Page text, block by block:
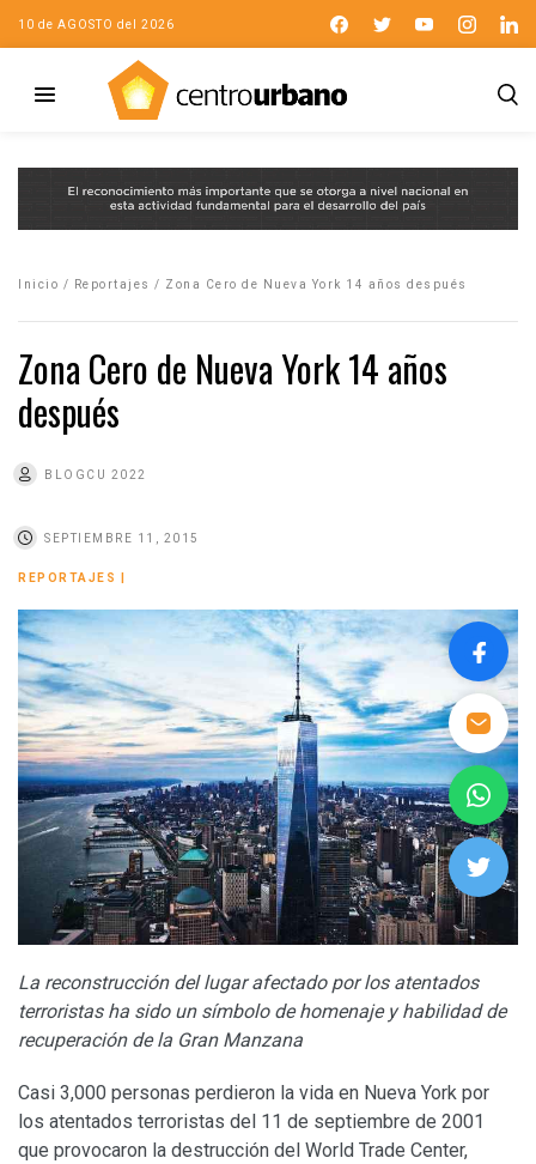
10 de AGOSTO del 2026
Inicio / Reportajes / Zona Cero de Nueva York 14 años después
Zona Cero de Nueva York 14 años
después
BLOGCU 2022
SEPTIEMBRE 11, 2015
REPORTAJES
La reconstrucción del lugar afectado por los atentados
terroristas ha sido un símbolo de homenaje y habilidad de
recuperación de la Gran Manzana
Casi 3,000 personas perdieron la vida en Nueva York por
los atentados terroristas del 11 de septiembre de 2001
que provocaron la destrucción del World Trade Center,